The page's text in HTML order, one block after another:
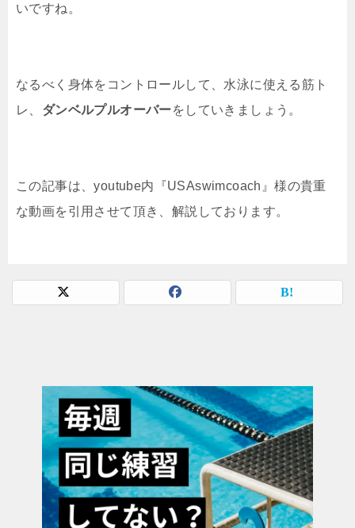
いですね。
なるべく身体をコントロールして、水泳に使える筋ト
レ、 ダンベルプルオーバーをしていきましょう。
この記事は、youtube内『USAswimcoach』様の貴重
な動画を引用させて頂き、解説しております。